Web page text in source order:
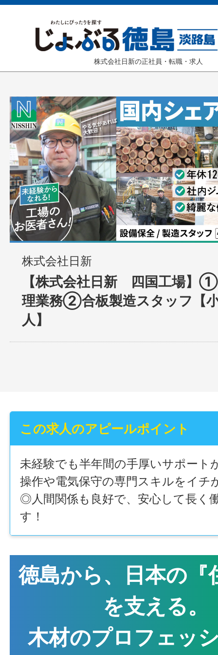
株式会社日新の正社員・転職・求人
株式会社日新
【株式会社日新 四国工場】
理業務②合板製造スタッフ【
人】
この求人のアピールポイント
未経験でも半年間の手厚いサポート
操作や電気保守の専門スキルをイチ
◎人間関係も良好で、安心して長く
す！
徳島から、日本の『
を支える。
木材のプロフェッ